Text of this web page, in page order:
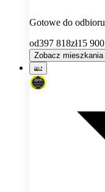
Gotowe do odbioru
od397 818zł15 900
Zobacz mieszkania